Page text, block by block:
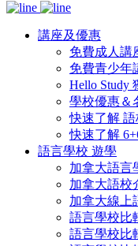
講座及優惠
免費成人講
免費青少年
Hello Study
學校優惠＆
快速了解
快速了解
語言學校 遊學
加拿大語言
加拿大語校
加拿大線上
語言學校比
語言學校比